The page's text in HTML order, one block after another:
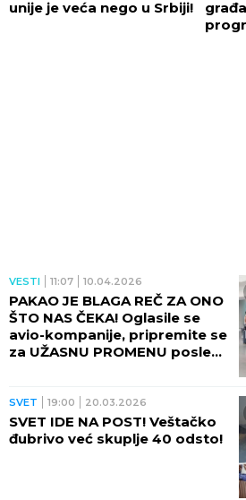
unije je veća nego u Srbiji!
VESTI 11:07 10.04.2026
PAKAO JE BLAGA REČ ZA ONO
ŠTO NAS ČEKA! Oglasile se
avio-kompanije, pripremite se
za UŽASNU PROMENU posle
SVET 19:00 20.03.2026
SVET IDE NA POST! Veštačko
đubrivo već skuplje 40 odsto!